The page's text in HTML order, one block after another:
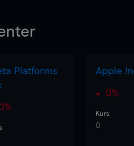
Platforms
Apple
0%
Kurs
0